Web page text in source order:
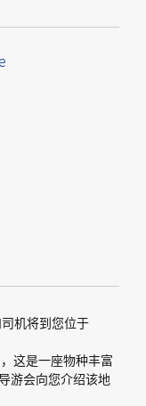
机将到您位于
这是一座物种丰富
游会向您介绍该地